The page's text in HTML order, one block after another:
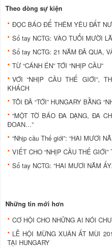
Theo dòng sự kiện
ĐỌC BÁO ĐỂ THÊM YÊU ĐẤT
Sổ tay NCTG: VÀO TUỔI MƯỜI
Sổ tay NCTG: 21 NĂM ĐÃ QUA,
TỪ “CÁNH ÉN” TỚI “NHỊP CẦU”
VỚI “NHỊP CẦU THẾ GIỚI”,
KHÁCH
TÔI ĐÃ “TỚI” HUNGARY BẰNG
“MỘT TỜ BÁO ĐA DẠNG, ĐA
ĐOAN…”
“Nhịp cầu Thế giới”: “HAI MƯƠI
VIẾT CHO “NHỊP CẦU THẾ
Sổ tay NCTG: “HAI MƯƠI NĂM
Những tin mới hơn
CƠ HỘI CHO NHỮNG AI NÓI
LỄ HỘI MỪNG XUÂN ẤT MÙI
TẠI HUNGARY